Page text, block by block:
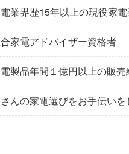
業界歴15年以上の現役家
家電アドバイザー資格者
製品年間１億円以上の販売
んの家電選びをお手伝いを